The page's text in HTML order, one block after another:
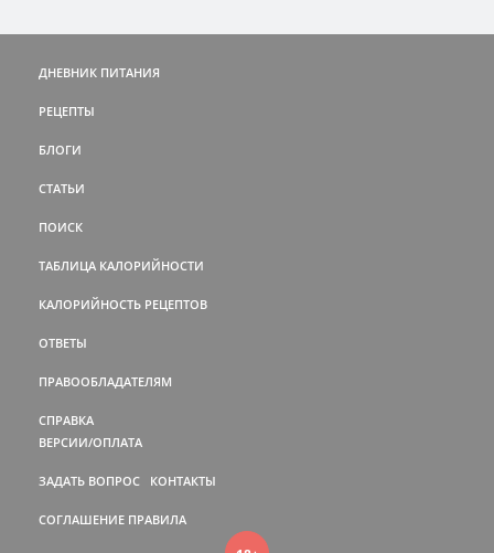
ДНЕВНИК ПИТАНИЯ
РЕЦЕПТЫ
БЛОГИ
СТАТЬИ
ПОИСК
ТАБЛИЦА КАЛОРИЙНОСТИ
КАЛОРИЙНОСТЬ РЕЦЕПТОВ
ОТВЕТЫ
ПРАВООБЛАДАТЕЛЯМ
СПРАВКА
ВЕРСИИ/ОПЛАТА
ЗАДАТЬ ВОПРОС КОНТАКТЫ
СОГЛАШЕНИЕ ПРАВИЛА